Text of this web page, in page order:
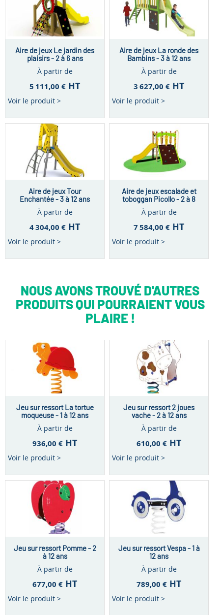
Aire de jeux Le jardin des
plaisirs - 2 à 6 ans
À partir de
5 111,00 € HT
Voir le produit >
Aire de jeux La ronde des
Bambins - 3 à 12 ans
À partir de
3 627,00 € HT
Voir le produit >
Aire de jeux Tour
Enchantée - 3 à 12 ans
À partir de
4 304,00 € HT
Voir le produit >
Aire de jeux escalade et
toboggan Picollo - 2 à 8
À partir de
7 584,00 € HT
Voir le produit >
NOUS AVONS TROUVÉ D'AUTRES
PRODUITS QUI POURRAIENT VOUS
PLAIRE !
Jeu sur ressort La tortue
moqueuse - 1 à 12 ans
À partir de
936,00 € HT
Voir le produit >
Jeu sur ressort 2 joues
vache - 2 à 12 ans
À partir de
610,00 € HT
Voir le produit >
Jeu sur ressort Pomme - 2
à 12 ans
À partir de
677,00 € HT
Voir le produit >
Jeu sur ressort Vespa - 1 à
12 ans
À partir de
789,00 € HT
Voir le produit >